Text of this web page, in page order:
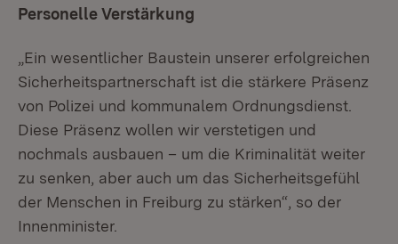
Personelle Verstärkung
„Ein wesentlicher Baustein unserer erfolgreichen
Sicherheitspartnerschaft ist die stärkere Präsenz
von Polizei und kommunalem Ordnungsdienst.
Diese Präsenz wollen wir verstetigen und
nochmals ausbauen – um die Kriminalität weiter
zu senken, aber auch um das Sicherheitsgefühl
der Menschen in Freiburg zu stärken“, so der
Innenminister.